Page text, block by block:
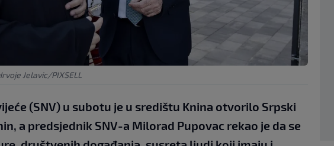
Jelavic/PIXSELL
(SNV) u subotu je u središtu Knina otvorilo Srpski
a predsjednik SNV-a Milorad Pupovac rekao je da se